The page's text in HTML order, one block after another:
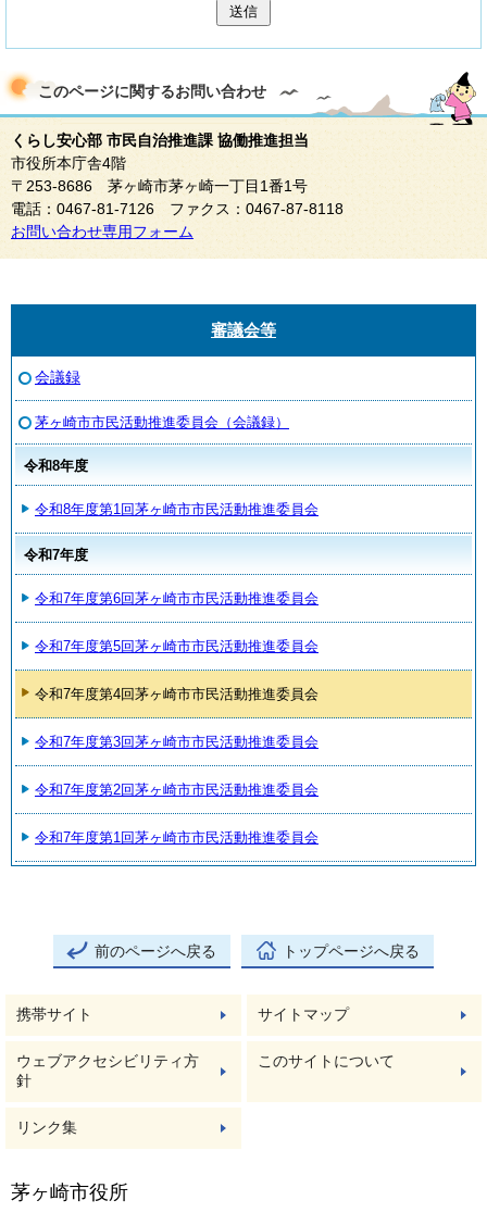
送信
このページに関するお問い合わせ
くらし安心部 市民自治推進課 協働推進担当
市役所本庁舎4階
〒253-8686 茅ヶ崎市茅ヶ崎一丁目1番1号
電話：0467-81-7126 ファクス：0467-87-8118
お問い合わせ専用フォーム
審議会等
会議録
茅ヶ崎市市民活動推進委員会（会議録）
令和8年度
令和8年度第1回茅ヶ崎市市民活動推進委員会
令和7年度
令和7年度第6回茅ヶ崎市市民活動推進委員会
令和7年度第5回茅ヶ崎市市民活動推進委員会
令和7年度第4回茅ヶ崎市市民活動推進委員会
令和7年度第3回茅ヶ崎市市民活動推進委員会
令和7年度第2回茅ヶ崎市市民活動推進委員会
令和7年度第1回茅ヶ崎市市民活動推進委員会
前のページへ戻る トップページへ戻る
携帯サイト サイトマップ
ウェブアクセシビリティ方
針
このサイトについて
リンク集
茅ヶ崎市役所